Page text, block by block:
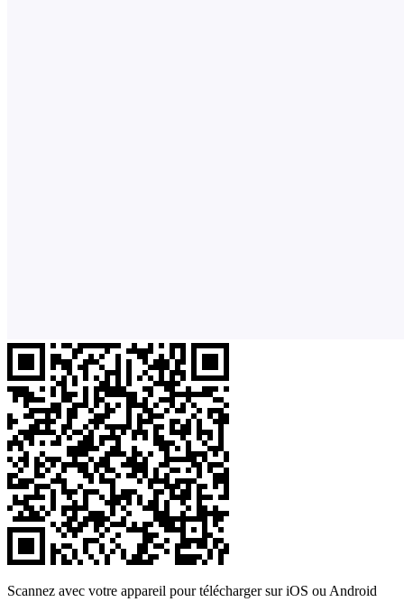
Scannez avec votre appareil pour télécharger sur iOS ou Android